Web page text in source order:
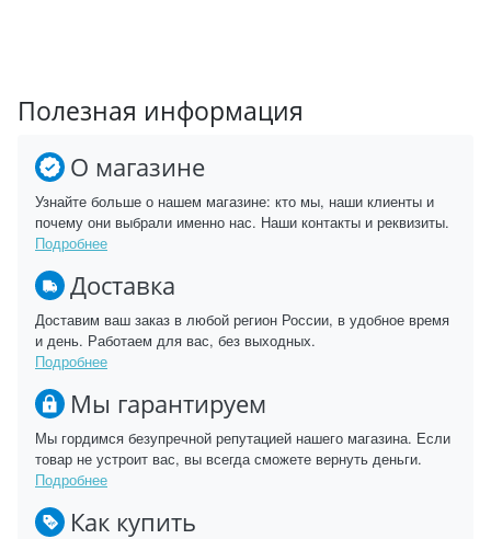
Полезная информация
О магазине
Узнайте больше о нашем магазине: кто мы, наши клиенты и
почему они выбрали именно нас. Наши контакты и реквизиты.
Подробнее
Доставка
Доставим ваш заказ в любой регион России, в удобное время
и день. Работаем для вас, без выходных.
Подробнее
Мы гарантируем
Мы гордимся безупречной репутацией нашего магазина. Если
товар не устроит вас, вы всегда сможете вернуть деньги.
Подробнее
Как купить